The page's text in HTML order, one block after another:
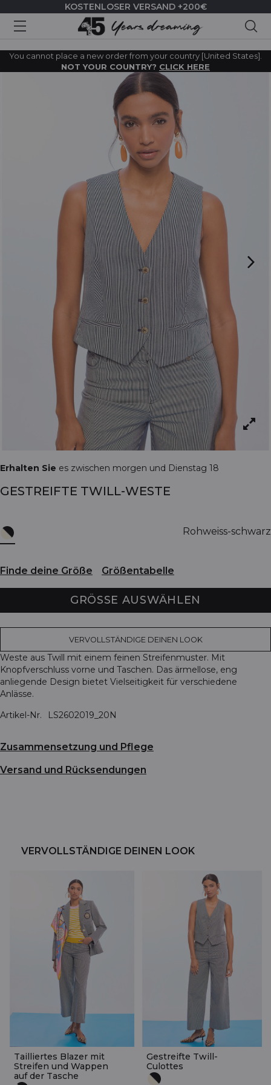
KOSTENLOSER VERSAND +200€
You cannot place a new order from your country [United States].
NOT YOUR COUNTRY? CLICK HERE
Erhalten Sie es zwischen morgen und Dienstag 18
GESTREIFTE TWILL-WESTE
Rohweiss-schwarz
Finde deine Größe Größentabelle
GRÖSSE AUSWÄHLEN
VERVOLLSTÄNDIGE DEINEN LOOK
Weste aus Twill mit einem feinen Streifenmuster. Mit
Knopfverschluss vorne und Taschen. Das ärmellose, eng
anliegende Design bietet Vielseitigkeit für verschiedene
Anlässe.
Artikel-Nr.
LS2602019_20N
Zusammensetzung und Pflege
Versand und Rücksendungen
VERVOLLSTÄNDIGE DEINEN LOOK
Tailliertes Blazer mit
Streifen und Wappen
auf der Tasche
Gestreifte Twill-
Culottes